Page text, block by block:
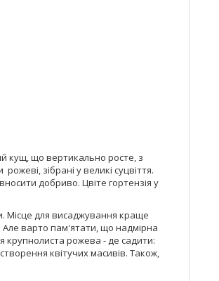
кущ, що вертикально росте, з
зібрані у великі суцвіття.
добриво. Цвіте гортензія у
Місце для висаджування краще
Але варто пам'ятати, що надмірна
крупнолиста рожева - де садити:
квітучих масивів. Також,